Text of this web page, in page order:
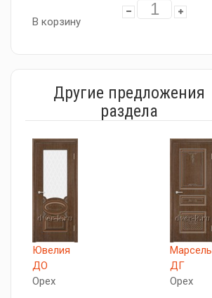
В корзину
Другие предложения
раздела
Ювелия
ДО
Орех
Марсель
ДГ
Орех